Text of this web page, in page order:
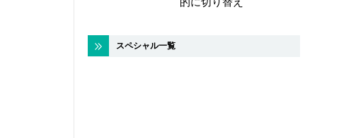
スペシャル一覧